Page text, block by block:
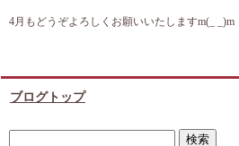
4月もどうぞよろしくお願いいたしますm(_ _)m
ブログトップ